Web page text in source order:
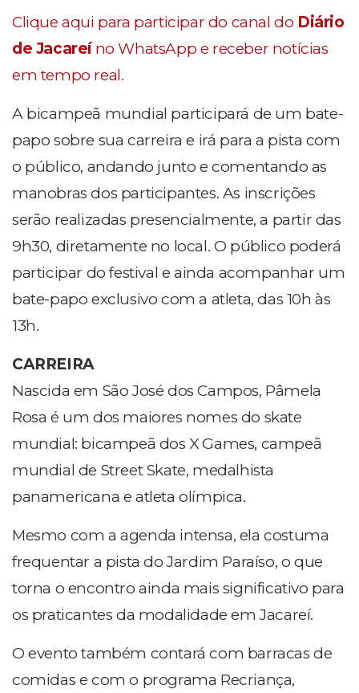
Clique aqui para participar do canal do Diário
de Jacareíno WhatsApp e receber notícias
em tempo real.
A bicampeã mundial participará de um bate-
papo sobre sua carreira e irá para a pista com
o público, andando junto e comentando as
manobras dos participantes. As inscrições
serão realizadas presencialmente, a partir das
9h30, diretamente no local. O público poderá
participar do festival e ainda acompanhar um
bate-papo exclusivo com a atleta, das 10h às
13h.
CARREIRA
Nascida em São José dos Campos, Pâmela
Rosa é um dos maiores nomes do skate
mundial: bicampeã dos X Games, campeã
mundial de Street Skate, medalhista
panamericana e atleta olímpica.
Mesmo com a agenda intensa, ela costuma
frequentar a pista do Jardim Paraíso, o que
torna o encontro ainda mais significativo para
os praticantes da modalidade em Jacareí.
O evento também contará com barracas de
comidas e com o programa Recriança,